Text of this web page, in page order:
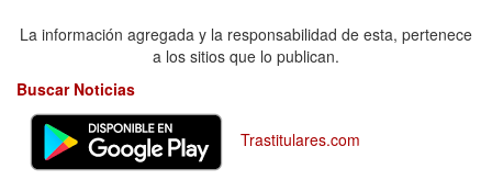
La información agregada y la responsabilidad de esta, pertenece
a los sitios que lo publican.
Buscar Noticias
Trastitulares.com